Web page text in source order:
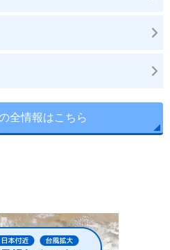
全情報はこちら